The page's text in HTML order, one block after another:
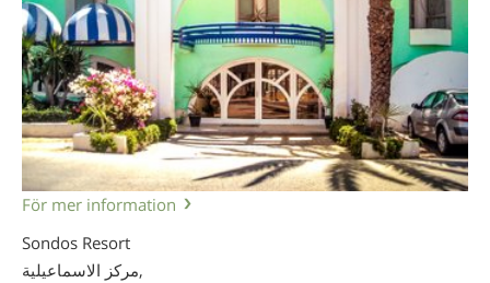
För mer information
Sondos Resort
مركز الاسماعيلية,